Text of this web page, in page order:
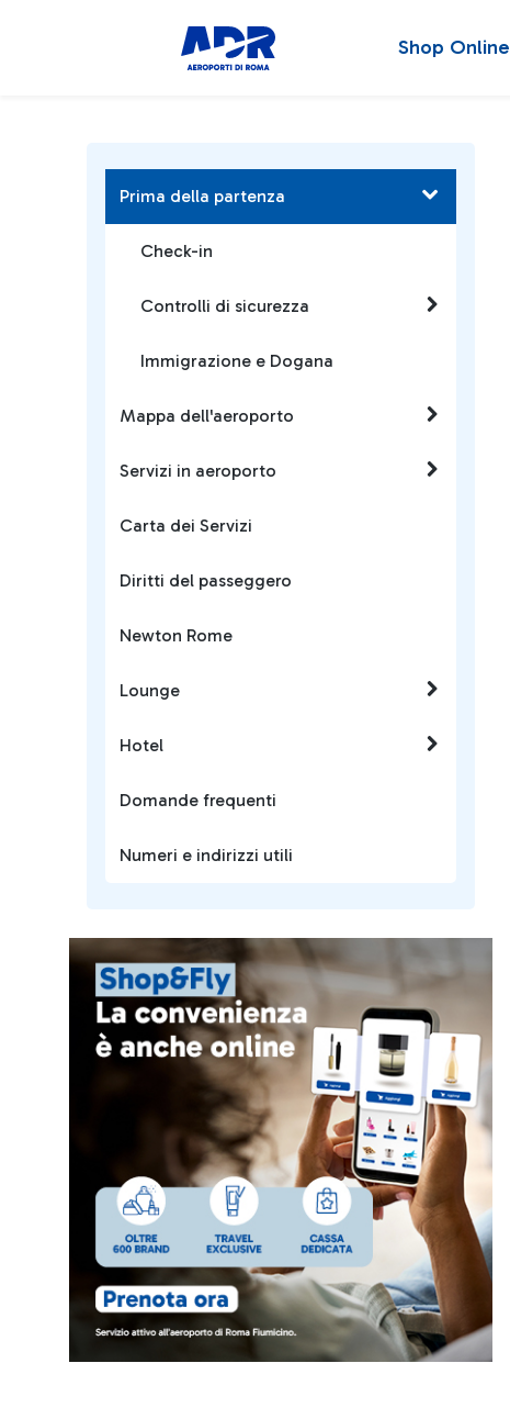
Shop Online
Prima della partenza
Check-in
Controlli di sicurezza
Immigrazione e Dogana
Mappa dell'aeroporto
Servizi in aeroporto
Carta dei Servizi
Diritti del passeggero
Newton Rome
Lounge
Hotel
Domande frequenti
Numeri e indirizzi utili